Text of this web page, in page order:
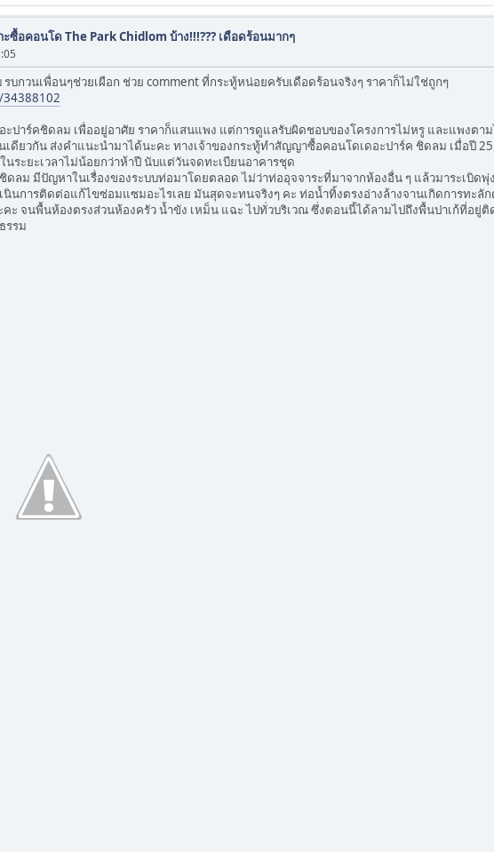
ะซื้อคอนโด The Park Chidlom บ้าง!!!??? เดือดร้อนมากๆ
บกวนเพื่อนๆช่วยเผือก ช่วย comment ที่กระทู้หน่อยครับเดือดร้อนจริงๆ ราคาก็ไม่ใช่ถูกๆ
ะปาร์คชิดลม เพื่ออยู่อาศัย ราคาก็แสนแพง แต่การดูแลรับผิดชอบของโครงการไม่หรู และแพงตา
ดียวกัน ส่งคำแนะนำมาได้นะคะ ทางเจ้าของกระทู้ทำสัญญาซื้อคอนโดเดอะปาร์ค ชิดลม เมื่อปี
ระยะเวลาไม่น้อยกว่าห้าปี นับแต่วันจดทะเบียนอาคารชุด
ดลม มีปัญหาในเรื่องของระบบท่อมาโดยตลอด ไม่ว่าท่ออุจจาระที่มาจากห้องอื่น ๆ แล้วมาระเบิ
นินการติดต่อแก้ไขซ่อมแซมอะไรเลย มันสุดจะทนจริงๆ คะ ท่อน้ำทิ้งตรงอ่างล้างจานเกิดการทะ
ะ จนพื้นห้องตรงส่วนห้องครัว น้ำขัง เหม็น แฉะ ไปทั่วบริเวณ ซึ่งตอนนี้ได้ลามไปถึงพื้นปาเก้ที่อยู่ติ
รรม